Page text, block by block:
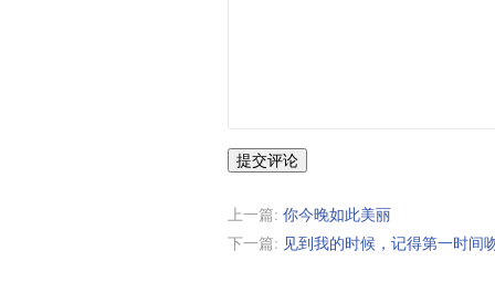
提交评论
上一篇: 你今晚如此美丽
下一篇: 见到我的时候，记得第一时间